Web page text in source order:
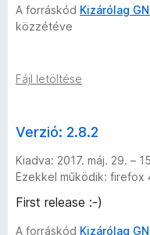
A forráskód Kizárólag
közzétéve
Fájl letöltése
Verzió: 2.8.2
Kiadva: 2017. máj. 29. –
Ezekkel működik: firefox
First release :-)
A forráskód Kizárólag